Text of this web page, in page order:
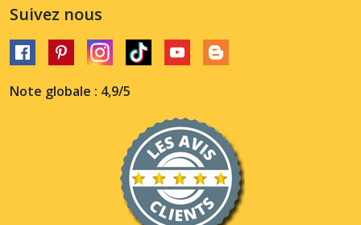
Suivez nous
Note globale : 4,9/5